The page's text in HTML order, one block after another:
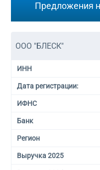
Предложения
ООО "БЛЕСК"
ИНН
Дата регистрации:
ИФНС
Банк
Регион
Выручка 2025